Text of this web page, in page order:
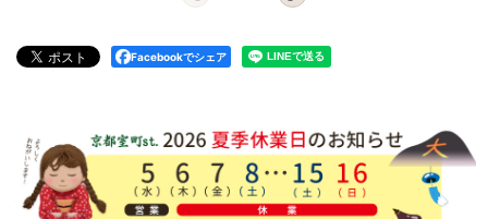
Facebookでシェア